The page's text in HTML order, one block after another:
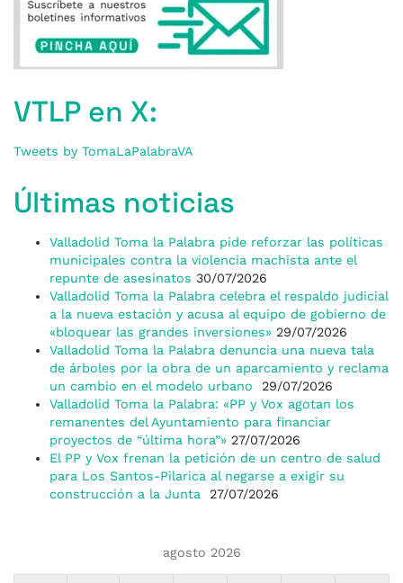
VTLP en X:
Tweets by TomaLaPalabraVA
Últimas noticias
Valladolid Toma la Palabra pide reforzar las políticas
municipales contra la violencia machista ante el
repunte de asesinatos 30/07/2026
Valladolid Toma la Palabra celebra el respaldo judicial
a la nueva estación y acusa al equipo de gobierno de
«bloquear las grandes inversiones» 29/07/2026
Valladolid Toma la Palabra denuncia una nueva tala
de árboles por la obra de un aparcamiento y reclama
un cambio en el modelo urbano
29/07/2026
Valladolid Toma la Palabra: «PP y Vox agotan los
remanentes del Ayuntamiento para financiar
proyectos de “última hora”» 27/07/2026
El PP y Vox frenan la petición de un centro de salud
para Los Santos-Pilarica al negarse a exigir su
construcción a la Junta
27/07/2026
agosto 2026